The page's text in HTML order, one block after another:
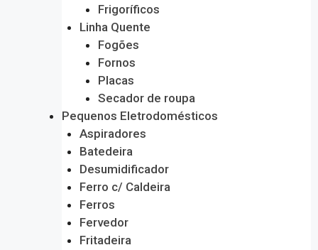
Frigoríficos
Linha Quente
Fogões
Fornos
Placas
Secador de roupa
Pequenos Eletrodomésticos
Aspiradores
Batedeira
Desumidificador
Ferro c/ Caldeira
Ferros
Fervedor
Fritadeira